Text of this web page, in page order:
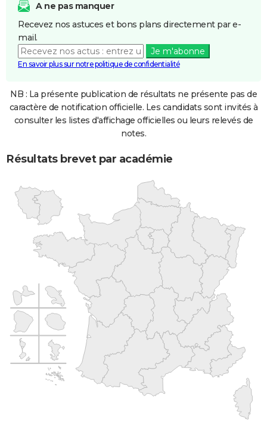
A ne pas manquer
Recevez nos astuces et bons plans directement par e-
mail.
Je m'abonne
En savoir plus sur notre politique de confidentialité
NB : La présente publication de résultats ne présente pas de
caractère de notification officielle. Les candidats sont invités à
consulter les listes d'affichage officielles ou leurs relevés de
notes.
Résultats brevet par académie